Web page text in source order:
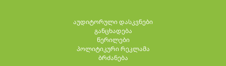
აუდიტორული დასკვნები
განცხადება
წერილები
პოლიტიკური რეკლამა
ბრძანება